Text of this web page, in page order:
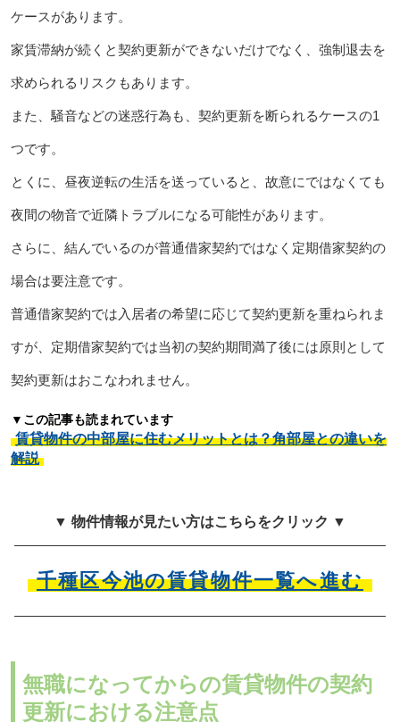
ケースがあります。
家賃滞納が続くと契約更新ができないだけでなく、強制退去を
求められるリスクもあります。
また、騒音などの迷惑行為も、契約更新を断られるケースの1
つです。
とくに、昼夜逆転の生活を送っていると、故意にではなくても
夜間の物音で近隣トラブルになる可能性があります。
さらに、結んでいるのが普通借家契約ではなく定期借家契約の
場合は要注意です。
普通借家契約では入居者の希望に応じて契約更新を重ねられま
すが、定期借家契約では当初の契約期間満了後には原則として
契約更新はおこなわれません。
▼この記事も読まれています
賃貸物件の中部屋に住むメリットとは？角部屋との違いを
解説
▼ 物件情報が見たい方はこちらをクリック ▼
千種区今池の賃貸物件一覧へ進む
無職になってからの賃貸物件の契約
更新における注意点